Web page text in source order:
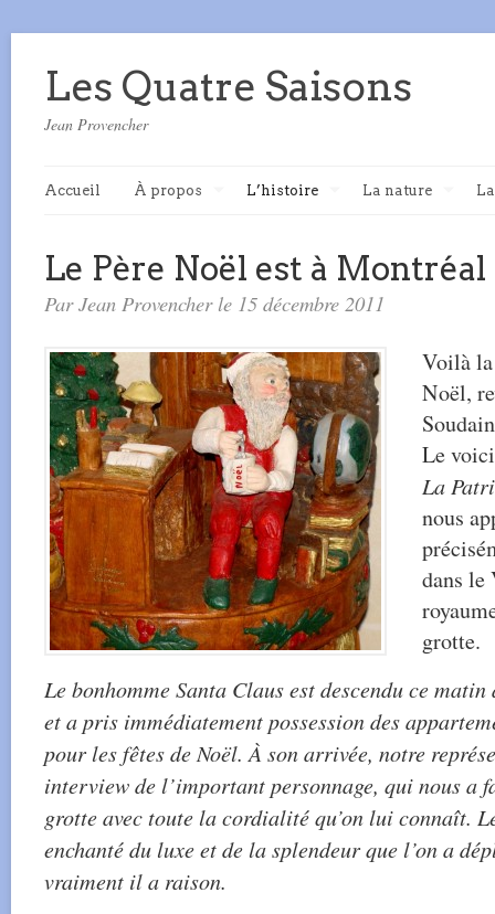
Les Quatre Saisons
Jean Provencher
Accueil À propos L’histoire La nature
Le Père Noël est à Montréal
Par Jean Provencher le 15 décembre 2011
Voilà la
Noël,
Le
La
nous
dans
grotte.
Le bonhomme Santa Claus est descendu ce
et a pris immédiatement possession des
pour les fêtes de Noël. À son arrivée, notre
interview de l’important personnage, qui nous a
grotte avec toute la cordialité qu’on lui connaît.
enchanté du luxe et de la splendeur que l’on a
vraiment il a raison.